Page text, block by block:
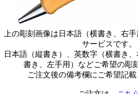
上の彫刻画像は日本語（横書き、右
サービスです。
日本語（縦書き）、英数字（横書き
書き、左手用）などご希望の彫
ご注文後の備考欄にご希望記載